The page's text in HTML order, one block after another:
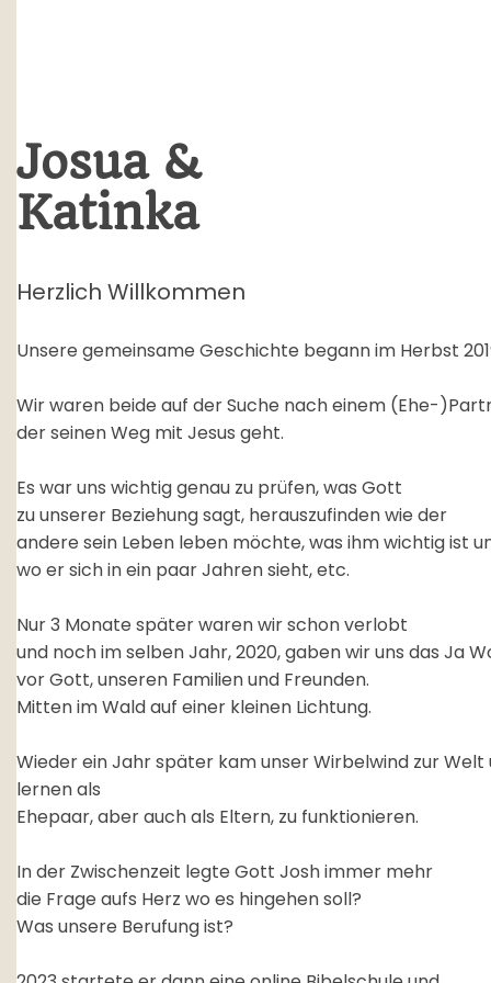
Josua &
Katinka
Herzlich Willkommen
Unsere gemeinsame Geschichte begann im Herbst
Wir waren beide auf der Suche nach einem (Ehe-
der seinen Weg mit Jesus geht.
Es war uns wichtig genau zu prüfen, was Gott
zu unserer Beziehung sagt, herauszufinden wie der
andere sein Leben leben möchte, was ihm wichtig ist
wo er sich in ein paar Jahren sieht, etc.
Nur 3 Monate später waren wir schon verlobt
und noch im selben Jahr, 2020, gaben wir uns das Ja
vor Gott, unseren Familien und Freunden.
Mitten im Wald auf einer kleinen Lichtung.
Wieder ein Jahr später kam unser Wirbelwind zur Welt
lernen als
Ehepaar, aber auch als Eltern, zu funktionieren.
In der Zwischenzeit legte Gott Josh immer mehr
die Frage aufs Herz wo es hingehen soll?
Was unsere Berufung ist?